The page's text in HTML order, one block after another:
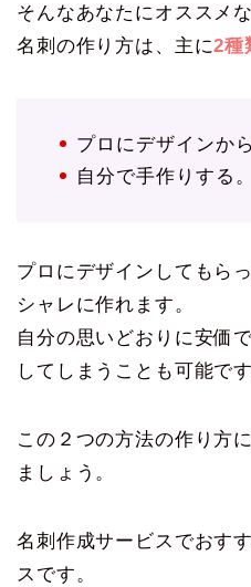
そんなあなたにオススメ
名刺の作り方は、主に2種
プロにデザインか
自分で手作りする。
プロにデザインしてもら
シャレに作れます。
自分の思いどおりに安価
してしまうことも可能です
この２つの方法の作り方
ましょう。
名刺作成サービスでおす
スです。